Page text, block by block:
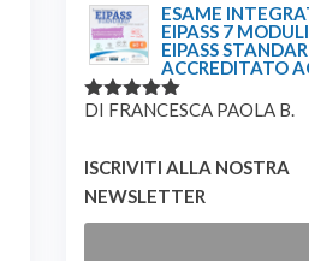
ESAME
EIPASS 7
EIPASS
ACCREDITATO
VALUTATO
DI FRANCESCA PAOLA B.
ISCRIVITI ALLA NOSTRA
NEWSLETTER